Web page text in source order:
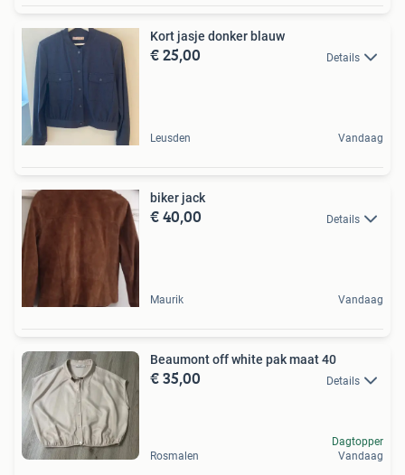
Kort jasje donker blauw
€ 25,00 Details
Leusden Vandaag
biker jack
€ 40,00 Details
Maurik Vandaag
Beaumont off white pak maat 40
€ 35,00 Details
Rosmalen
Dagtopper
Vandaag